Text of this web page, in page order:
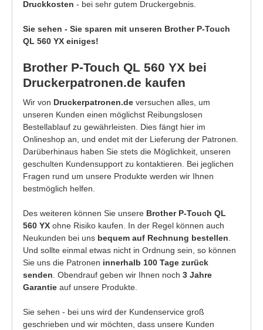
Druckkosten - bei sehr gutem Druckergebnis.
Sie sehen - Sie sparen mit unseren Brother P-Touch
QL 560 YX einiges!
Brother P-Touch QL 560 YX bei
Druckerpatronen.de kaufen
Wir von Druckerpatronen.de versuchen alles, um
unseren Kunden einen möglichst Reibungslosen
Bestellablauf zu gewährleisten. Dies fängt hier im
Onlineshop an, und endet mit der Lieferung der Patronen.
Darüberhinaus haben Sie stets die Möglichkeit, unseren
geschulten Kundensupport zu kontaktieren. Bei jeglichen
Fragen rund um unsere Produkte werden wir Ihnen
bestmöglich helfen.
Des weiteren können Sie unsere Brother P-Touch QL
560 YX ohne Risiko kaufen. In der Regel können auch
Neukunden bei uns bequem auf Rechnung bestellen
Und sollte einmal etwas nicht in Ordnung sein, so können
Sie uns die Patronen innerhalb 100 Tage zurück
senden . Obendrauf geben wir Ihnen noch 3 Jahre
Garantie auf unsere Produkte.
Sie sehen - bei uns wird der Kundenservice groß
geschrieben und wir möchten, dass unsere Kunden